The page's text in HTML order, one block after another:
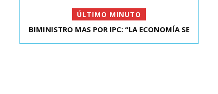
ÚLTIMO MINUTO
KAST SE REUNIÓ CON EL PRESIDENTE ELECTO DE
BIMINISTRO MAS POR IPC: “LA ECONOMÍA SE